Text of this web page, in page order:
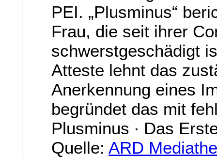
PEI. „Plusminus“
Frau, die seit ihrer
schwerstgeschädigt
Atteste lehnt das
Anerkennung eines
begründet das mit
Plusminus ∙ Das
Quelle:ARD